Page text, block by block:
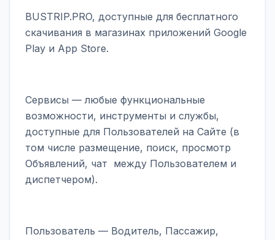
BUSTRIP.PRO, доступные для бесплатного
скачивания в магазинах приложений Google
Play и App Store.
Сервисы — любые функциональные
возможности, инструменты и службы,
доступные для Пользователей на Сайте (в
том числе размещение, поиск, просмотр
Объявлений, чат между Пользователем и
диспетчером).
Пользователь — Водитель, Пассажир,